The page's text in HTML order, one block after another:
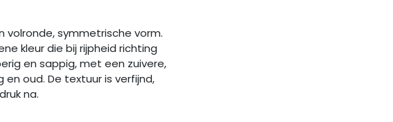
symmetrische vorm.
kleur die bij rijpheid richting
en sappig, met een zuivere,
oud. De textuur is verfijnd,
na.